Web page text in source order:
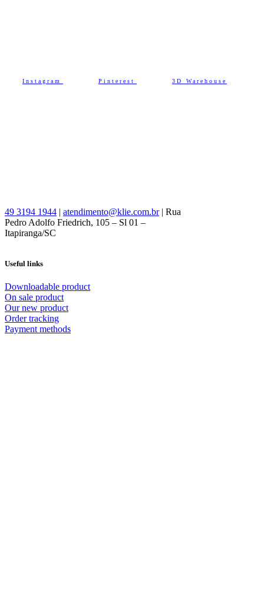
Instagram Pinterest 3D Warehouse
49 3194 1944 | atendimento@klie.com.br| Rua
Pedro Adolfo Friedrich, 105 – Sl 01 –
Itapiranga/SC
Useful links
Downloadable product
On sale product
Our new product
Order tracking
Payment methods